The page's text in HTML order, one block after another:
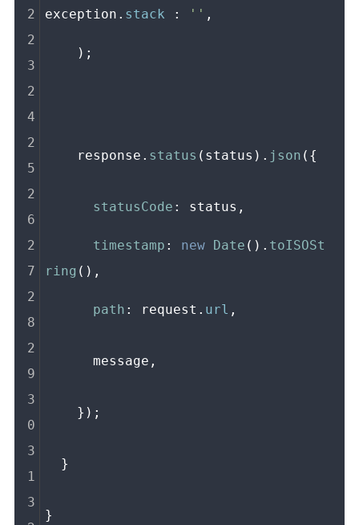
exception. stack : '' ,
    );
    response.
status (status). json ({
statusCode : status,
timestamp : new Date (). toISOSt
ring (),
path : request. url ,
      message,
    });
  }
}